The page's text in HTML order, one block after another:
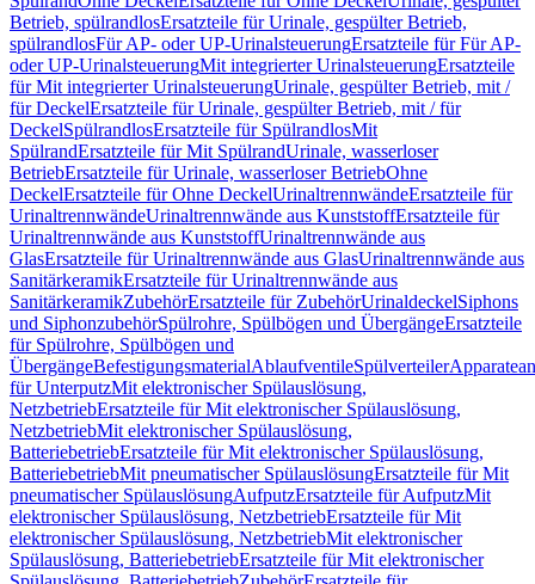
Betrieb, spülrandlosErsatzteile für Urinale, gespülter Betrieb,
spülrandlosFür AP- oder UP-UrinalsteuerungErsatzteile für Für AP-
oder UP-UrinalsteuerungMit integrierter UrinalsteuerungErsatzteile
für Mit integrierter UrinalsteuerungUrinale, gespülter Betrieb, mit /
für DeckelErsatzteile für Urinale, gespülter Betrieb, mit / für
DeckelSpülrandlosErsatzteile für SpülrandlosMit
SpülrandErsatzteile für Mit SpülrandUrinale, wasserloser
BetriebErsatzteile für Urinale, wasserloser BetriebOhne
DeckelErsatzteile für Ohne DeckelUrinaltrennwändeErsatzteile für
UrinaltrennwändeUrinaltrennwände aus KunststoffErsatzteile für
Urinaltrennwände aus KunststoffUrinaltrennwände aus
GlasErsatzteile für Urinaltrennwände aus GlasUrinaltrennwände aus
SanitärkeramikErsatzteile für Urinaltrennwände aus
SanitärkeramikZubehörErsatzteile für ZubehörUrinaldeckelSiphons
und SiphonzubehörSpülrohre, Spülbögen und ÜbergängeErsatzteile
für Spülrohre, Spülbögen und
ÜbergängeBefestigungsmaterialAblaufventileSpülverteiler
für UnterputzMit elektronischer Spülauslösung,
NetzbetriebErsatzteile für Mit elektronischer Spülauslösung,
NetzbetriebMit elektronischer Spülauslösung,
BatteriebetriebErsatzteile für Mit elektronischer Spülauslösung,
BatteriebetriebMit pneumatischer SpülauslösungErsatzteile für Mit
pneumatischer SpülauslösungAufputzErsatzteile für AufputzMit
elektronischer Spülauslösung, NetzbetriebErsatzteile für Mit
elektronischer Spülauslösung, NetzbetriebMit elektronischer
Spülauslösung, BatteriebetriebErsatzteile für Mit elektronischer